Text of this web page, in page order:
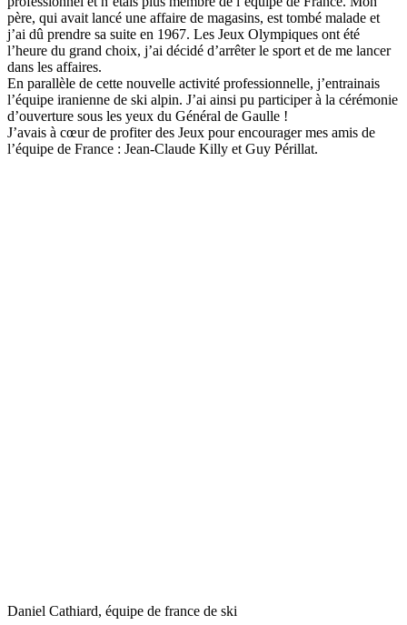
père, qui avait lancé une affaire de magasins, est tombé malade et
j’ai dû prendre sa suite en 1967. Les Jeux Olympiques ont été
l’heure du grand choix, j’ai décidé d’arrêter le sport et de me lancer
dans les affaires.
En parallèle de cette nouvelle activité professionnelle, j’entrainais
l’équipe iranienne de ski alpin. J’ai ainsi pu participer à la cérémonie
d’ouverture sous les yeux du Général de Gaulle !
J’avais à cœur de profiter des Jeux pour encourager mes amis de
l’équipe de France : Jean-Claude Killy et Guy Périllat.
Daniel Cathiard, équipe de france de ski